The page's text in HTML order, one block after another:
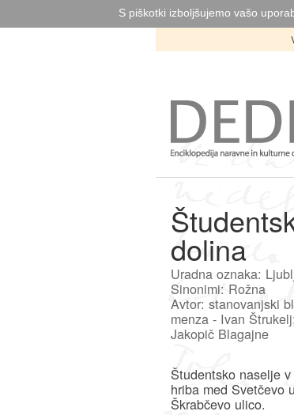
S piškotki izboljšujemo vašo
dolina
Uradna oznaka:
Sinonimi: Rožna
Avtor: stanovanjski
menza - Ivan
Jakopič Blagajne
Študentsko naselje
hriba med Svetčevo
Škrabčevo ulico.